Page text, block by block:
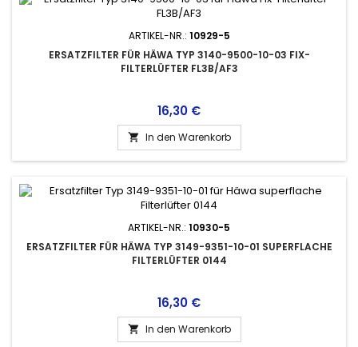
ARTIKEL-NR.: 10929-5
ERSATZFILTER FÜR HÄWA TYP 3140-9500-10-03 FIX-
FILTERLÜFTER FL3B/AF3
Preis
16,30 €
 In den Warenkorb
ARTIKEL-NR.: 10930-5
ERSATZFILTER FÜR HÄWA TYP 3149-9351-10-01 SUPERFLACHE
FILTERLÜFTER 0144
Preis
16,30 €
 In den Warenkorb